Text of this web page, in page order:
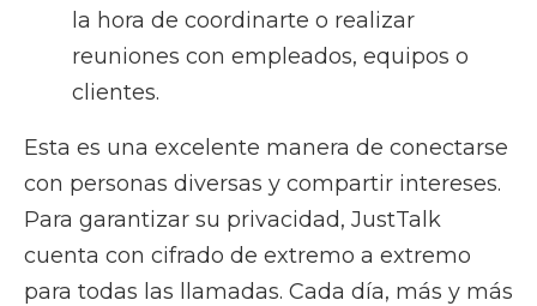
la hora de coordinarte o realizar
reuniones con empleados, equipos o
clientes.
Esta es una excelente manera de conectarse
con personas diversas y compartir intereses.
Para garantizar su privacidad, JustTalk
cuenta con cifrado de extremo a extremo
para todas las llamadas. Cada día, más y más